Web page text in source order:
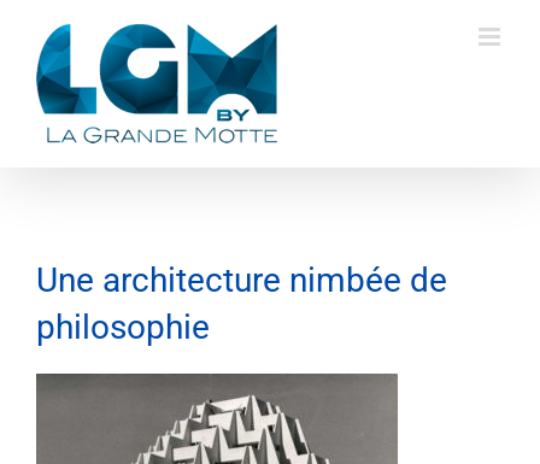
content
Une architecture nimbée de
philosophie